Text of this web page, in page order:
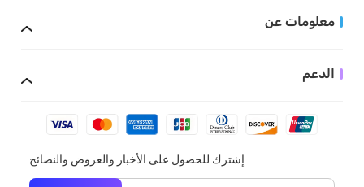
معلومات عن
الدعم
إشترك للحصول على الأخبار والعروض والنصائح